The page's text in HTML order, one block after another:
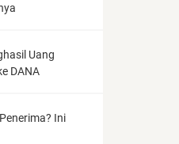
Uang
DANA
Ini